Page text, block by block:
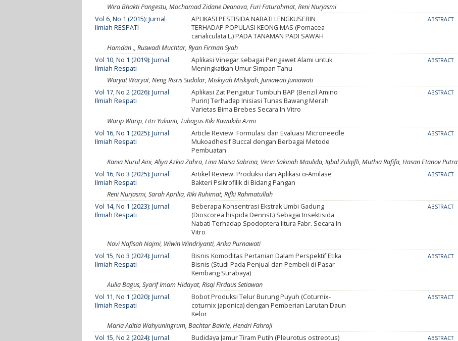
Wira Bhakti Pangestu, Mochamad Zidane Deanova, Furi Faturohmat, Reni Nurjasmi
Vol 6, No 1 (2015): Jurnal
Ilmiah RESPATI
APLIKASI PESTISIDA NABATI LENGKUSEBIN
TERHADAP POPULASI KEONG MAS (Pomacea
canaliculata L.) PADA TANAMAN PADI SAWAH
ABSTRACT
Hamdan ., Ruswadi Muchtar, Ryan Firman Syah
Vol 10, No 1 (2019): Jurnal
Ilmiah Respati
Aplikasi Vinegar sebagai Pengawet Alami untuk
Meningkatkan Umur Simpan Tahu
ABSTRACT
Waryat Waryat, Neng Risris Sudolar, Miskiyah Miskiyah, Juniawati Juniawati
Vol 17, No 2 (2026): Jurnal
Ilmiah Respati
Aplikasi Zat Pengatur Tumbuh BAP (Benzil Amino
Purin) Terhadap Inisiasi Tunas Bawang Merah
Varietas Bima Brebes Secara In Vitro
ABSTRACT
Warip Warip, Fitri Yulianti, Tubagus Kiki Kawakibi Azmi
Vol 16, No 1 (2025): Jurnal
Ilmiah Respati
Article Review: Formulasi dan Evaluasi Microneedle
Mukoadhesif Buccal dengan Berbagai Metode
Pembuatan
ABSTRACT
Kania Nurul Aini, Aliya Azkia Zahra, Lina Maisa Sabrina, Verin Sakinah Maulida, Iqbal Zulqifli, Muthia Rafifa, Hasan Etanov Putra
Vol 16, No 3 (2025): Jurnal
Ilmiah Respati
Artikel Review: Produksi dan Aplikasi α-Amilase
Bakteri Psikrofilik di Bidang Pangan
ABSTRACT
Reni Nurjasmi, Sarah Aprilia, Riki Ruhimat, Rifki Rahmatullah
Vol 14, No 1 (2023): Jurnal
Ilmiah Respati
Beberapa Konsentrasi Ekstrak Umbi Gadung
(Dioscorea hispida Dennst.) Sebagai Insektisida
Nabati Terhadap Spodoptera litura Fabr. Secara In
Vitro
ABSTRACT
Novi Nafisah Najmi, Wiwin Windriyanti, Arika Purnawati
Vol 15, No 3 (2024): Jurnal
Ilmiah Respati
Bisnis Komoditas Pertanian Dalam Perspektif Etika
Bisnis (Studi Pada Penjual dan Pembeli di Pasar
Kembang Surabaya)
ABSTRACT
Aulia Bagus, Syarif Imam Hidayat, Risqi Firdaus Setiawan
Vol 11, No 1 (2020): Jurnal
Ilmiah Respati
Bobot Produksi Telur Burung Puyuh (Coturnix-
coturnix japonica) dengan Pemberian Larutan Daun
Kelor
ABSTRACT
Maria Aditia Wahyuningrum, Bachtar Bakrie, Hendri Fahroji
Vol 15, No 2 (2024): Jurnal
Budidaya Jamur Tiram Putih (Pleurotus ostreotus) ABSTRACT